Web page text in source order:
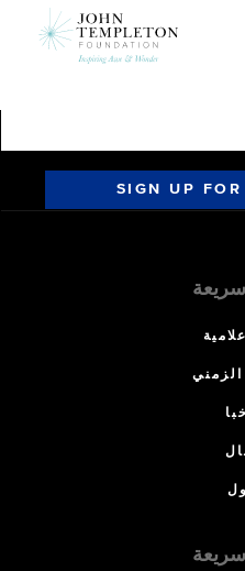
SIGN UP
الزمني